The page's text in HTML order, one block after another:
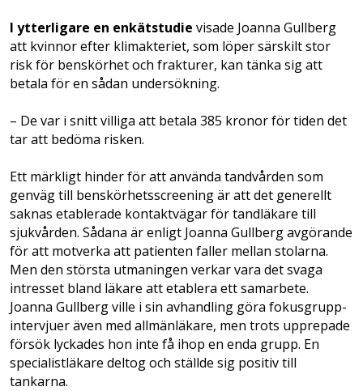
I ytterligare en enkätstudie visade Joanna Gullberg
att kvinnor efter klimakteriet, som löper särskilt stor
risk för benskörhet och frakturer, kan tänka sig att
betala för en sådan undersökning.
– De var i snitt villiga att betala 385 kronor för tiden det
tar att bedöma risken.
Ett märkligt hinder för att använda tandvården som
genväg till benskörhetsscreening är att det generellt
saknas etablerade kontaktvägar för tandläkare till
sjukvården. Sådana är enligt Joanna Gullberg avgörande
för att motverka att patienten faller mellan stolarna.
Men den största utmaningen verkar vara det svaga
intresset bland läkare att etablera ett samarbete.
Joanna Gullberg ville i sin avhandling göra fokusgrupp­
intervjuer även med allmänläkare, men trots upprepade
försök lyckades hon inte få ihop en enda grupp. En
specialistläkare deltog och ställde sig positiv till
tankarna.